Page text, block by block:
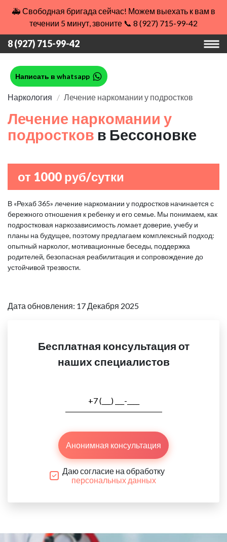
🚑 Свободная бригада сейчас! Можем выехать к вам в
течении 5 минут, звоните 📞 8 (927) 715-99-42
8 (927) 715-99-42
Написать в whatsapp
Наркология Лечение наркомании у подростков
Лечение наркомании у
подростков в Бессоновке
от 1000 руб/сутки
В «Рехаб 365» лечение наркомании у подростков начинается с
бережного отношения к ребенку и его семье. Мы понимаем, как
подростковая наркозависимость ломает доверие, учебу и
планы на будущее, поэтому предлагаем комплексный подход:
опытный нарколог, мотивационные беседы, поддержка
родителей, безопасная реабилитация и сопровождение до
устойчивой трезвости.
Дата обновления: 17 Декабря 2025
Бесплатная консультация от
наших специалистов
Анонимная консультация
Даю согласие на обработку
персональных данных